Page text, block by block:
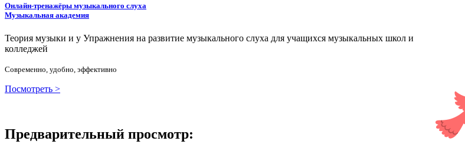
Онлайн-тренажёры музыкального слуха
Музыкальная академия
Теория музыки и у Упражнения на развитие музыкального слуха для учащихся музыкальных школ и
колледжей
Современно, удобно, эффективно
Посмотреть >
Предварительный просмотр: